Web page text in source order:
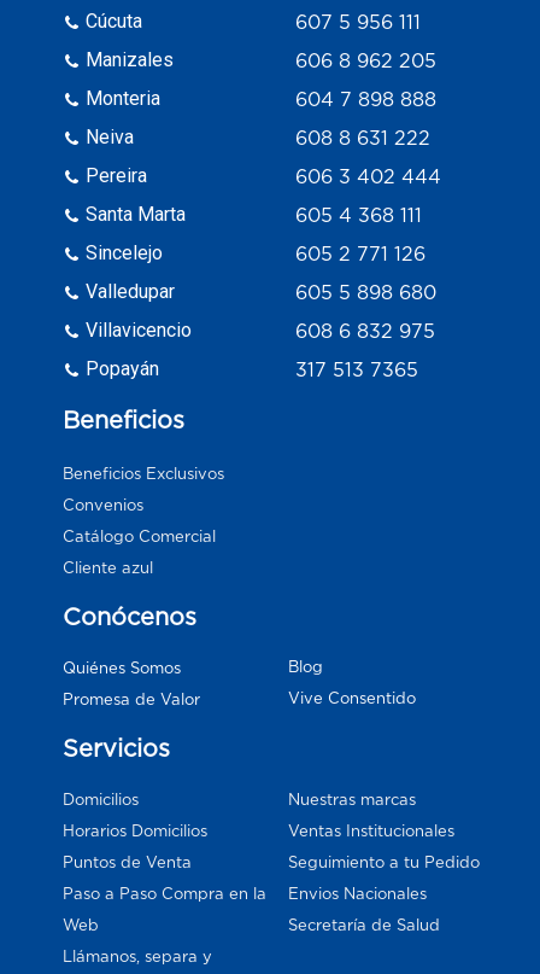
Cúcuta
Manizales
Monteria
Neiva
Pereira
Santa Marta
Sincelejo
Valledupar
Villavicencio
Popayán
607 5 956 111
606 8 962 205
604 7 898 888
608 8 631 222
606 3 402 444
605 4 368 111
605 2 771 126
605 5 898 680
608 6 832 975
317 513 7365
Beneficios
Beneficios Exclusivos
Convenios
Catálogo Comercial
Cliente azul
Conócenos
Quiénes Somos
Promesa de Valor
Blog
Vive Consentido
Servicios
Domicilios
Horarios Domicilios
Puntos de Venta
Paso a Paso Compra en la
Web
Llámanos, separa y
Nuestras marcas
Ventas Institucionales
Seguimiento a tu Pedido
Envios Nacionales
Secretaría de Salud